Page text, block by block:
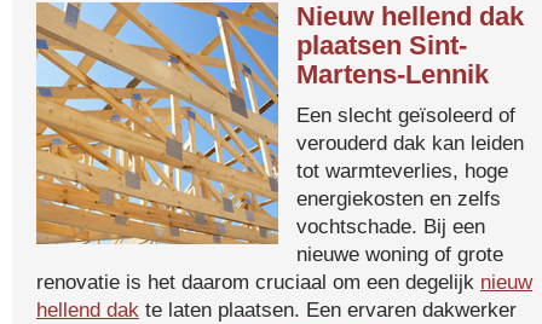
Nieuw hellend dak
plaatsen Sint-
Martens-Lennik
Een slecht geïsoleerd of
verouderd dak kan leiden
tot warmteverlies, hoge
energiekosten en zelfs
vochtschade. Bij een
nieuwe woning of grote
renovatie is het daarom cruciaal om een degelijk nieuw
hellend dak te laten plaatsen. Een ervaren dakwerker